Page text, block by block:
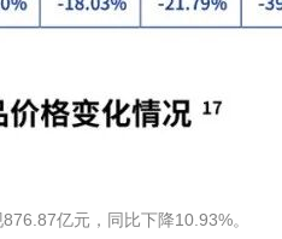
亿元，同比下降10.93%。